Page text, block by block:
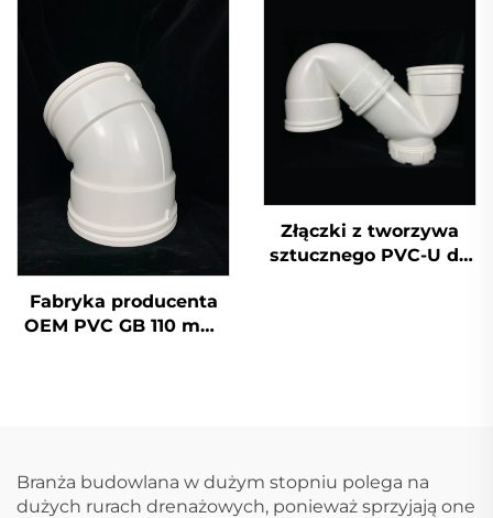
UPVC do
odprowadzania
ścieków, nakrętka
końcowa 50 mm 200
mm 2 cali
Fabryka producenta
OEM PVC GB 110 mm,
Złączki z tworzywa
sztucznego PVC-U do
Branża budowlana w dużym stopniu polega na
dużych rurach drenażowych, ponieważ sprzyjają one